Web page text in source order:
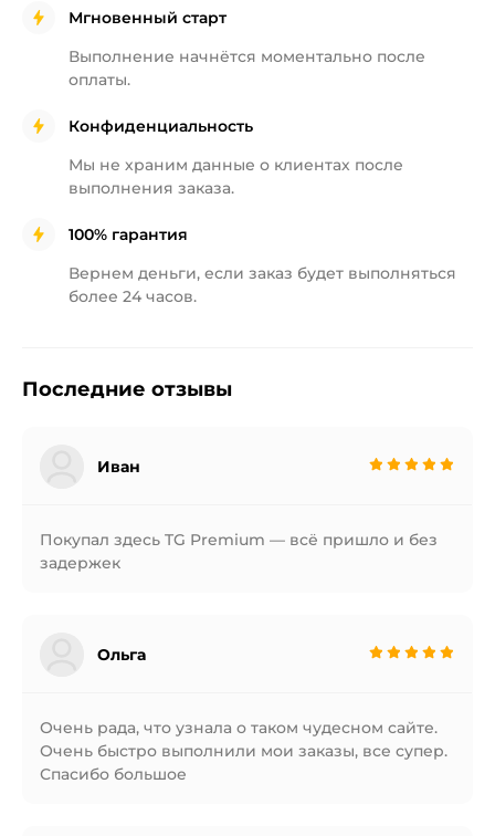
Мгновенный старт
Выполнение начнётся моментально после
оплаты.
Конфиденциальность
Мы не храним данные о клиентах после
выполнения заказа.
100% гарантия
Вернем деньги, если заказ будет выполняться
более 24 часов.
Последние отзывы
Иван
Покупал здесь TG Premium — всё пришло и без
задержек
Ольга
Очень рада, что узнала о таком чудесном сайте.
Очень быстро выполнили мои заказы, все супер.
Спасибо большое